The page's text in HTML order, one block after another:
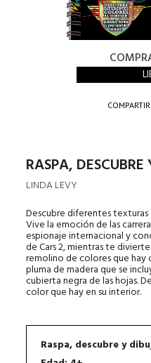
COMPARTIR
RASPA,
LINDA LEVY
Descubre diferentes texturas
Vive la emoción de las
espionaje internacional y
de Cars 2, mientras te
remolino de colores que hay
pluma de madera que se
cubierta negra de las hojas.
color que hay en su interior.
Raspa, descubre y